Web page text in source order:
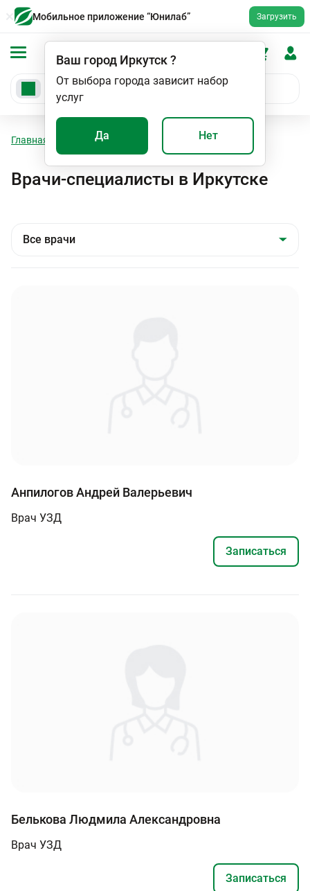
Мобильное приложение “Юнилаб” Загрузить
Ваш город Иркутск?
От выбора города зависит набор
услуг
Да Нет
Главная Специалисты
Врачи-специалисты в Иркутске
Анпилогов Андрей Валерьевич
Врач УЗД
Записаться
Белькова Людмила Александровна
Врач УЗД
Записаться